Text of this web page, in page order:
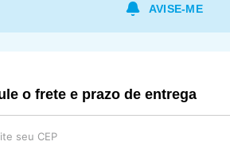
o frete e prazo de entrega